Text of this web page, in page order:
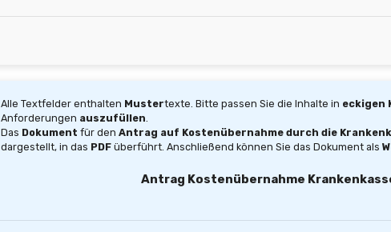
Alle Textfelder enthalten Mustertexte. Bitte passen Sie die Inhalte in eckigen
Anforderungen auszufüllen.
Das Dokument für den Antrag auf Kostenübernahme durch die
dargestellt, in das PDFüberführt. Anschließend können Sie das Dokument als
Antrag Kostenübernahme